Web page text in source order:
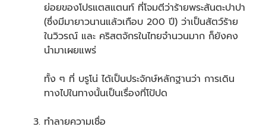
ย่อยของโปรแตสแตนท์ ที่โจมตีว่าร้ายพระสันตะปาปา
(ซึ่งมีมายาวนานแล้วเกือบ 200 ปี) ว่าเป็นสัตว์ร้าย
ในวิวรณ์ และ คริสตจักรในไทยจำนวนมาก ก็ยังคง
นำมาเผยแพร่
ทั้ง ๆ ที่ บรูโน่ ได้เป็นประจักษ์หลักฐานว่า การเดิน
ทางไปในทางนั้นเป็นเรื่องที่โป้ปด
ทำลายความเชื่อ